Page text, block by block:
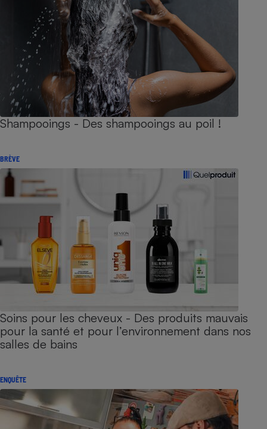
Shampooings - Des shampooings au poil !
BRÈVE
Soins pour les cheveux - Des produits mauvais
pour la santé et pour l’environnement dans nos
salles de bains
ENQUÊTE